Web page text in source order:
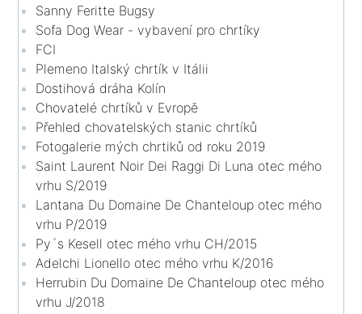
Sanny Feritte Bugsy
Sofa Dog Wear - vybavení pro chrtíky
FCI
Plemeno Italský chrtík v Itálii
Dostihová dráha Kolín
Chovatelé chrtíků v Evropě
Přehled chovatelských stanic chrtíků
Fotogalerie mých chrtiků od roku 2019
Saint Laurent Noir Dei Raggi Di Luna otec mého
vrhu S/2019
Lantana Du Domaine De Chanteloup otec mého
vrhu P/2019
Py´s Kesell otec mého vrhu CH/2015
Adelchi Lionello otec mého vrhu K/2016
Herrubin Du Domaine De Chanteloup otec mého
vrhu J/2018